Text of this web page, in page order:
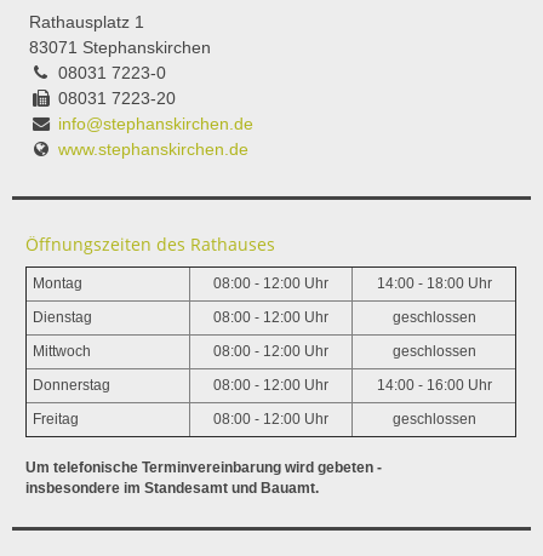
Rathausplatz 1
83071 Stephanskirchen
08031 7223-0
08031 7223-20
info@stephanskirchen.de
www.stephanskirchen.de
Öffnungszeiten des Rathauses
Montag 08:00 - 12:00 Uhr 14:00 - 18:00 Uhr
Dienstag 08:00 - 12:00 Uhr geschlossen
Mittwoch 08:00 - 12:00 Uhr geschlossen
Donnerstag 08:00 - 12:00 Uhr 14:00 - 16:00 Uhr
Freitag 08:00 - 12:00 Uhr geschlossen
Um telefonische Terminvereinbarung wird gebeten -
insbesondere im Standesamt und Bauamt.